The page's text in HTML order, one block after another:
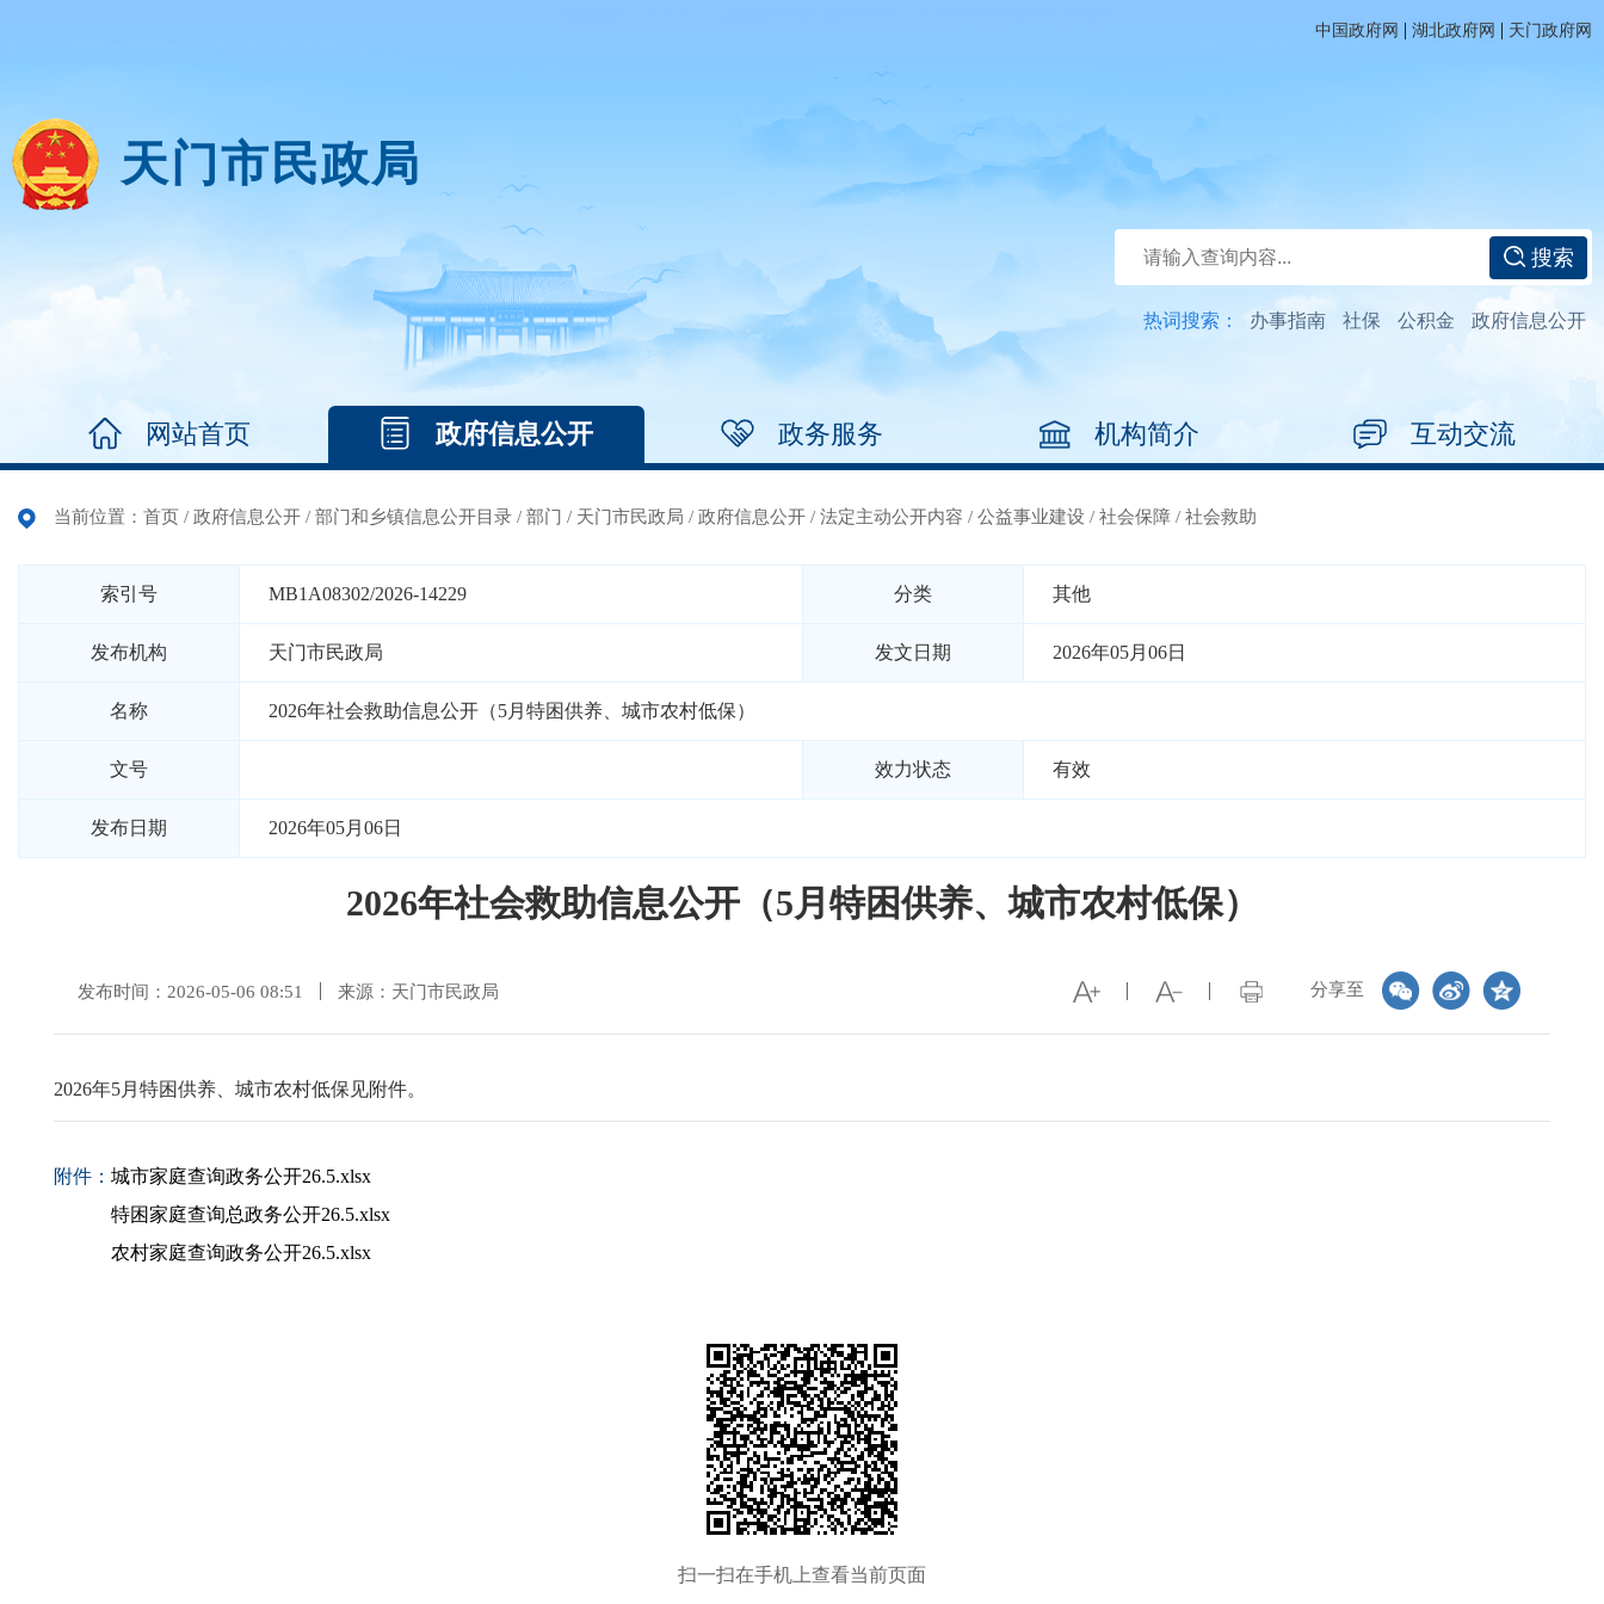
中国政府网 | 湖北政府网 | 天门政府网
天门市民政局
搜索
热词搜索： 办事指南 社保 公积金 政府信息公开
网站首页 政府信息公开 政务服务 机构简介 互动交流
当前位置： 首页 / 政府信息公开 / 部门和乡镇信息公开目录 / 部门 / 天门市民政局 / 政府信息公开 / 法定主动公开内容 / 公益事业建设 / 社会保障 / 社会救助
索引号 MB1A08302/2026-14229 分类 其他
发布机构 天门市民政局 发文日期 2026年05月06日
名称 2026年社会救助信息公开（5月特困供养、城市农村低保）
文号 效力状态 有效
发布日期 2026年05月06日
2026年社会救助信息公开（5月特困供养、城市农村低保）
分享至
发布时间：2026-05-06 08:51 来源：天门市民政局
2026年5月特困供养、城市农村低保见附件。
附件： 城市家庭查询政务公开26.5.xlsx
特困家庭查询总政务公开26.5.xlsx
农村家庭查询政务公开26.5.xlsx
扫一扫在手机上查看当前页面